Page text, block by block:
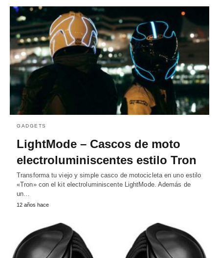
GADGETS
LightMode – Cascos de moto
electroluminiscentes estilo Tron
Transforma tu viejo y simple casco de motocicleta en uno estilo
«Tron» con el kit electroluminiscente LightMode. Además de
un…
12 años hace